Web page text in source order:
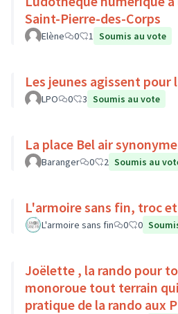
Saint-Pierre-des-Corps
Elène 0 1 Soumis au vote
Les jeunes agissent
LPO 0 3 Soumis au vote
La place Bel air
Baranger 0 2 Soumis au
L'armoire sans fin, troc
L'armoire sans fin 0 0
Joëlette , la rando pour
monoroue tout terrain qui permet la
pratique de la rando aux